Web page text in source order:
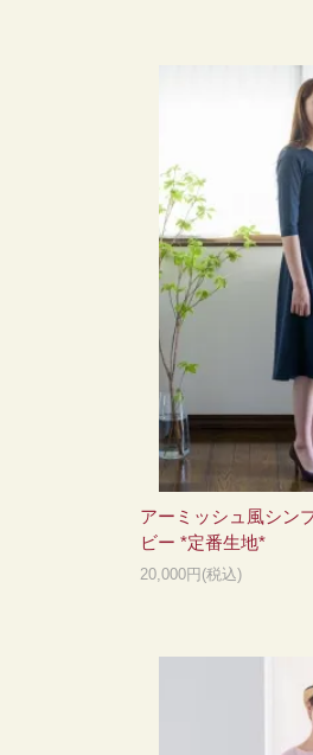
アーミッシュ風シン
ビー *定番生地*
20,000円(税込)